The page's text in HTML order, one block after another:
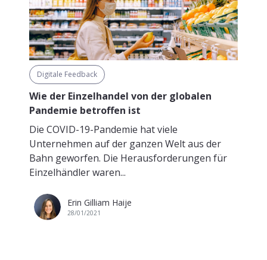
Digitale Feedback
Wie der Einzelhandel von der globalen
Pandemie betroffen ist
Die COVID-19-Pandemie hat viele
Unternehmen auf der ganzen Welt aus der
Bahn geworfen. Die Herausforderungen für
Einzelhändler waren...
Erin Gilliam Haije
28/01/2021